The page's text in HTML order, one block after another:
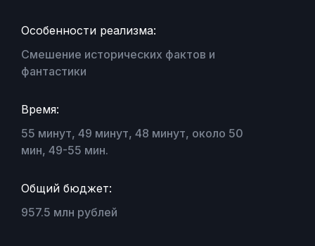
Особенности реализма:
Смешение исторических фактов и
фантастики
Время:
55 минут, 49 минут, 48 минут, около 50
мин, 49-55 мин.
Общий бюджет:
957.5 млн рублей